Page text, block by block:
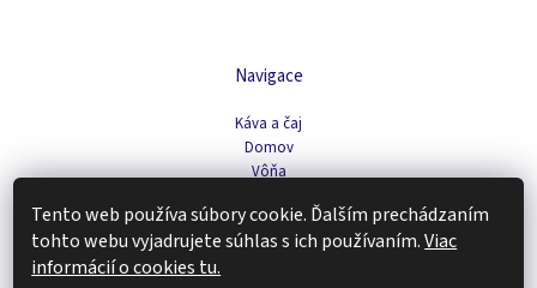
Tento web používa súbory cookie. Ďalším prechádzaním
tohto webu vyjadrujete súhlas s ich používaním.Viac
informácií o cookies tu.
Navigace
Káva a čaj
Domov
Vôňa
Doplnky stravy a fitness
Tipy na darčeky
Zachráň produkt